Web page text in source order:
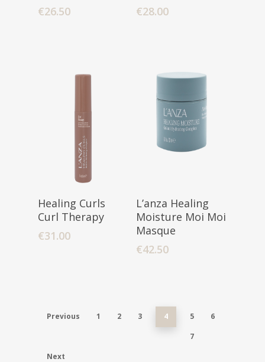
€26.50
€28.00
Toevoegen
Aan Winkelwagen
Healing Curls
Curl Therapy
€31.00
Lees Verder
L’anza Healing
Moisture Moi Moi
Masque
€42.50
Previous 1 2 3 4 5
6
7
Next